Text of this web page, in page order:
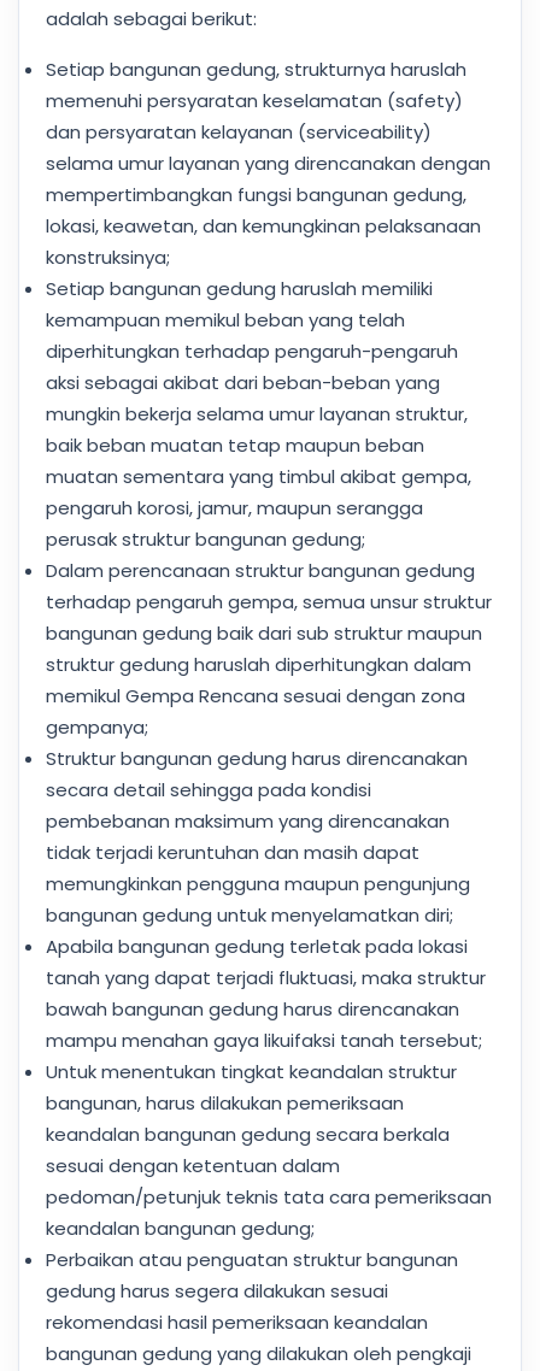
adalah sebagai berikut:
Setiap bangunan gedung, strukturnya haruslah
memenuhi persyaratan keselamatan (safety)
dan persyaratan kelayanan (serviceability)
selama umur layanan yang direncanakan dengan
mempertimbangkan fungsi bangunan gedung,
lokasi, keawetan, dan kemungkinan pelaksanaan
konstruksinya;
Setiap bangunan gedung haruslah memiliki
kemampuan memikul beban yang telah
diperhitungkan terhadap pengaruh-pengaruh
aksi sebagai akibat dari beban-beban yang
mungkin bekerja selama umur layanan struktur,
baik beban muatan tetap maupun beban
muatan sementara yang timbul akibat gempa,
pengaruh korosi, jamur, maupun serangga
perusak struktur bangunan gedung;
Dalam perencanaan struktur bangunan gedung
terhadap pengaruh gempa, semua unsur struktur
bangunan gedung baik dari sub struktur maupun
struktur gedung haruslah diperhitungkan dalam
memikul Gempa Rencana sesuai dengan zona
gempanya;
Struktur bangunan gedung harus direncanakan
secara detail sehingga pada kondisi
pembebanan maksimum yang direncanakan
tidak terjadi keruntuhan dan masih dapat
memungkinkan pengguna maupun pengunjung
bangunan gedung untuk menyelamatkan diri;
Apabila bangunan gedung terletak pada lokasi
tanah yang dapat terjadi fluktuasi, maka struktur
bawah bangunan gedung harus direncanakan
mampu menahan gaya likuifaksi tanah tersebut;
Untuk menentukan tingkat keandalan struktur
bangunan, harus dilakukan pemeriksaan
keandalan bangunan gedung secara berkala
sesuai dengan ketentuan dalam
pedoman/petunjuk teknis tata cara pemeriksaan
keandalan bangunan gedung;
Perbaikan atau penguatan struktur bangunan
gedung harus segera dilakukan sesuai
rekomendasi hasil pemeriksaan keandalan
bangunan gedung yang dilakukan oleh pengkaji